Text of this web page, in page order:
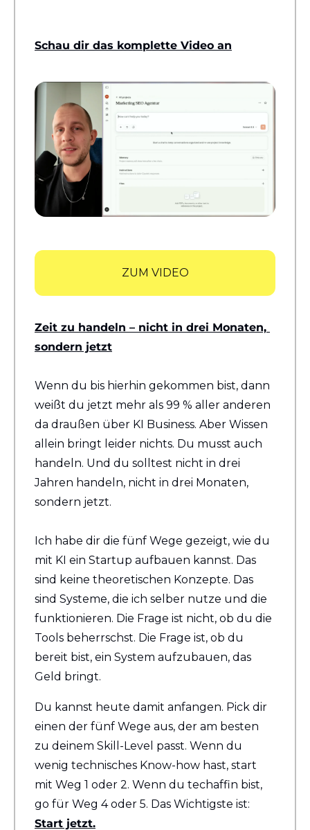
Schau dir das komplette Video an
ZUM VIDEO
Zeit zu handeln – nicht in drei Monaten,
sondern jetzt
Wenn du bis hierhin gekommen bist, dann
weißt du jetzt mehr als 99 % aller anderen
da draußen über KI Business. Aber Wissen
allein bringt leider nichts. Du musst auch
handeln. Und du solltest nicht in drei
Jahren handeln, nicht in drei Monaten,
sondern jetzt.
Ich habe dir die fünf Wege gezeigt, wie du
mit KI ein Startup aufbauen kannst. Das
sind keine theoretischen Konzepte. Das
sind Systeme, die ich selber nutze und die
funktionieren. Die Frage ist nicht, ob du die
Tools beherrschst. Die Frage ist, ob du
bereit bist, ein System aufzubauen, das
Geld bringt.
Du kannst heute damit anfangen. Pick dir
einen der fünf Wege aus, der am besten
zu deinem Skill-Level passt. Wenn du
wenig technisches Know-how hast, start
mit Weg 1 oder 2. Wenn du techaffin bist,
Start jetzt.